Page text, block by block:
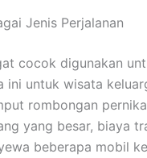
Jenis Perjalanan
cocok digunakan
ini untuk wisata
rombongan
yang besar, biaya
beberapa mobil